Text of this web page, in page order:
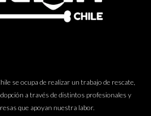
se ocupa de realizar un trabajo de rescate,
a través de distintos profesionales y
que apoyan nuestra labor.